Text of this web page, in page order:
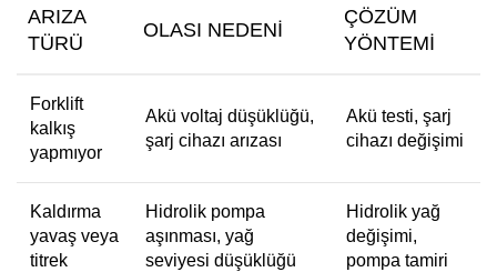
ARIZA
TÜRÜ
OLASI NEDENI
ÇÖZÜM
YÖNTEMI
Forklift
kalkış
yapmıyor
Akü voltaj düşüklüğü,
şarj cihazı arızası
Akü testi, şarj
cihazı değişimi
Kaldırma
yavaş veya
titrek
Hidrolik pompa
aşınması, yağ
seviyesi düşüklüğü
Hidrolik yağ
değişimi,
pompa tamiri